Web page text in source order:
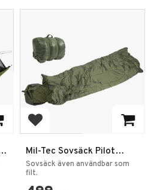
Lägg till i favoriter
Mil-Tec Sovsäck Pilot
185x75 0 grader Olivgrön
Sovsäck även användbar som
filt.